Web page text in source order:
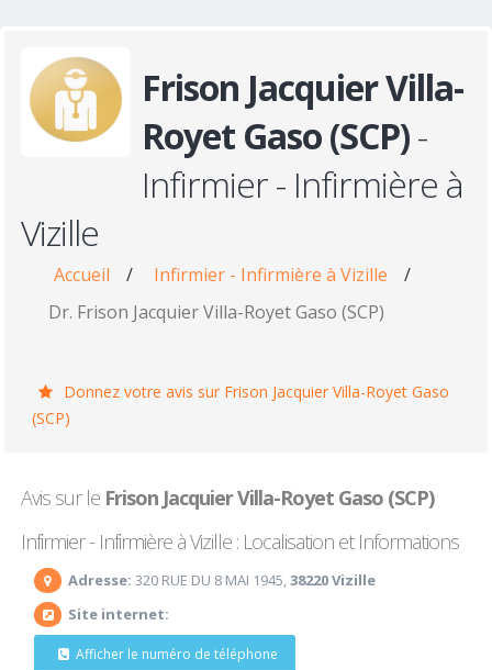
Frison Jacquier Villa-
Royet Gaso (SCP)-
Infirmier - Infirmière à
Vizille
Accueil / Infirmier - Infirmière à Vizille
/
Dr. Frison Jacquier Villa-Royet Gaso (SCP)
Donnez votre avis sur Frison Jacquier Villa-Royet Gaso
(SCP)
Avis sur le Frison Jacquier Villa-Royet Gaso (SCP)
Infirmier - Infirmière à Vizille : Localisation et Informations
Adresse: 320 RUE DU 8 MAI 1945,38220 Vizille
Site internet:
Afficher le numéro de téléphone